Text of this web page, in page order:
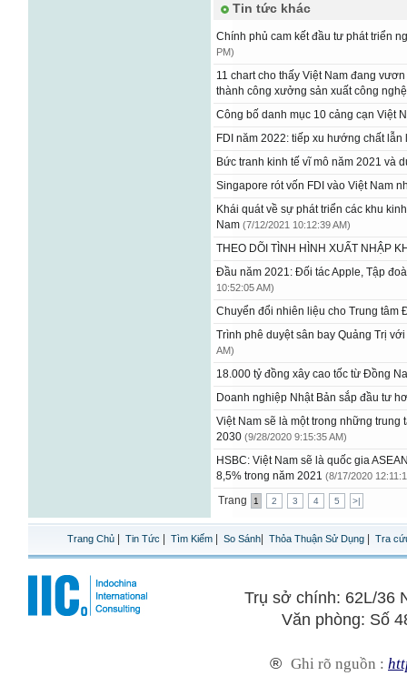
Tin tức khác
Chính phủ cam kết đầu tư phát triển
PM)
11 chart cho thấy Việt Nam đang
thành công xưởng sản xuất công
Công bố danh mục 10 cảng cạn Việt
FDI năm 2022: tiếp xu hướng chất
Bức tranh kinh tế vĩ mô năm 2021 và
Singapore rót vốn FDI vào Việt Nam
Khái quát về sự phát triển các khu
Nam (7/12/2021 10:12:39 AM)
THEO DÕI TÌNH HÌNH XUẤT NHẬP
Đầu năm 2021: Đối tác Apple, Tập
10:52:05 AM)
Chuyển đổi nhiên liệu cho Trung
Trình phê duyệt sân bay Quảng Trị
AM)
18.000 tỷ đồng xây cao tốc từ Đồng
Doanh nghiệp Nhật Bản sắp đầu tư
Việt Nam sẽ là một trong những trung
2030 (9/28/2020 9:15:35 AM)
HSBC: Việt Nam sẽ là quốc gia
8,5% trong năm 2021 (8/17/2020
Trang 1 2 3 4 5 >|
Trang Chủ Tin Tức Tìm Kiếm So Sánh Thỏa Thuận Sử Dụng Tra
Trụ sở chính: 62L/36
Văn phòng: Số
® Ghi rõ nguồn :